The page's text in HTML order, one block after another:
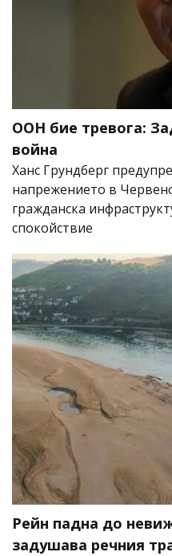
ООН бие тревога:
война
Ханс Грундберг
напрежението в
гражданска
спокойствие
Рейн падна до
задушава речния